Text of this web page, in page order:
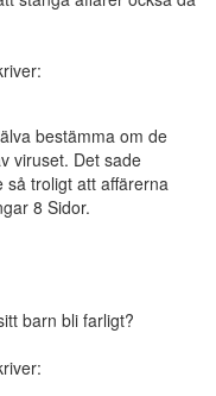
bestämma om de
viruset. Det sade
så troligt att affärerna
8 Sidor.
barn bli farligt?